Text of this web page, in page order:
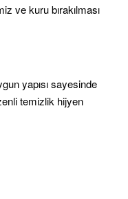
ve kuru bırakılması
yapısı sayesinde
temizlik hijyen